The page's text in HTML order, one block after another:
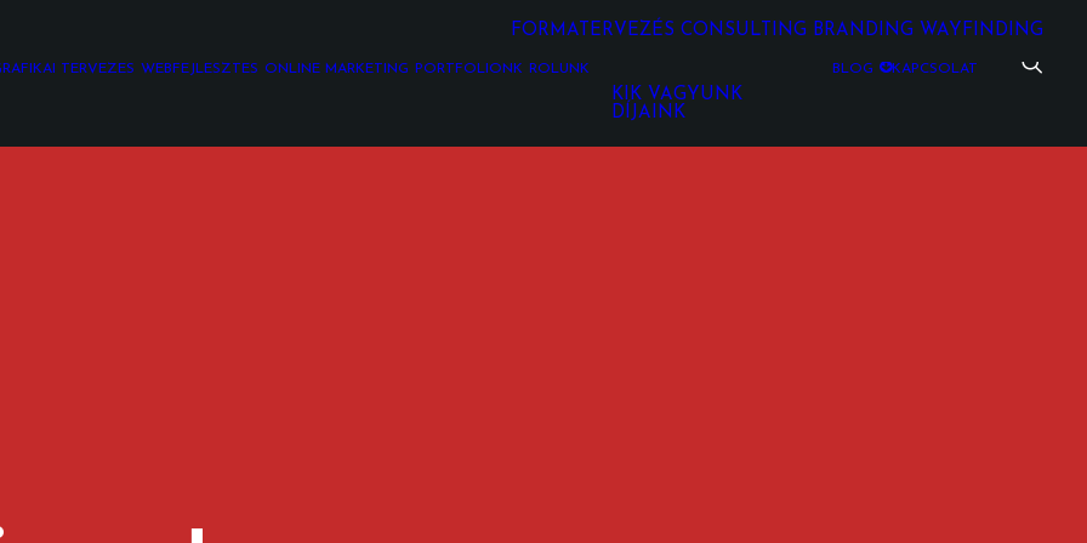
FORMATERVEZÉS CONSULTING BRANDING WAYFINDING
TERVEZÉS WEBFEJLESZTÉS ONLINE MARKETING PORTFÓLIÓNK RÓLUNK
KIK VAGYUNK
DÍJAINK
BLOG KAPCSOLAT